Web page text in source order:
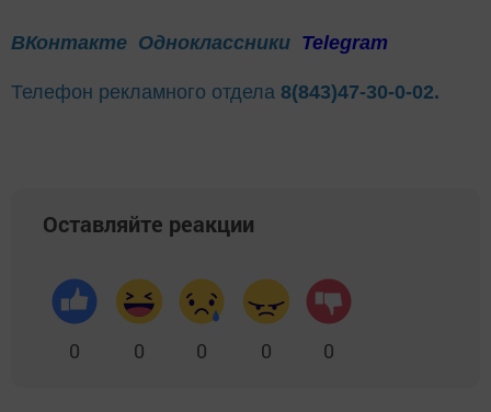
ВКонтакте Одноклассники Telegram
Телефон рекламного отдела 8(843)47-30-0-02.
Оставляйте реакции
0 0 0 0 0